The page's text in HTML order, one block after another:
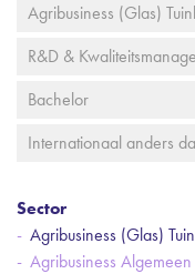
Agribusiness (Glas)
R&D &
Bachelor
Internationaal anders
Sector
Agribusiness (Glas)
Agribusiness Algemeen